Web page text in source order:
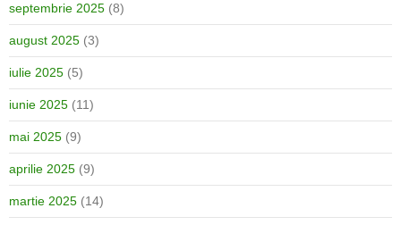
septembrie 2025 (8)
august 2025 (3)
iulie 2025 (5)
iunie 2025 (11)
mai 2025 (9)
aprilie 2025 (9)
martie 2025 (14)